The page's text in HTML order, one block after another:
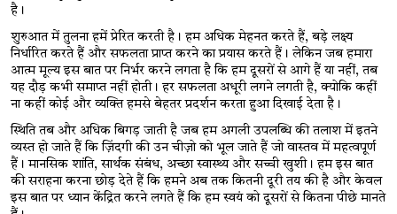
है।
शुरुआत में तुलना हमें प्रेरित करती है। हम अधिक मेहनत करते हैं, बड़े लक्ष्य
निर्धारित करते हैं और सफलता प्राप्त करने का प्रयास करते हैं। लेकिन जब हमारा
आत्म मूल्य इस बात पर निर्भर करने लगता है कि हम दूसरों से आगे हैं या नहीं, तब
यह दौड़ कभी समाप्त नहीं होती। हर सफलता अधूरी लगने लगती है, क्योकि कहीं
ना कहीं कोई और व्यक्ति हमसे बेहतर प्रदर्शन करता हुआ दिखाई देता है।
स्थिति तब और अधिक बिगड़ जाती है जब हम अगली उपलब्धि की तलाश में इतने
व्यस्त हो जाते हैं कि ज़िंदगी की उन चीज़ो को भूल जाते हैं जो वास्तव में महत्वपूर्ण
हैं। मानसिक शांति, सार्थक संबंध, अच्छा स्वास्थ्य और सच्ची खुशी। हम इस बात
की सराहना करना छोड़ देते हैं कि हमने अब तक कितनी दूरी तय की है और केवल
इस बात पर ध्यान केंद्रित करने लगते हैं कि हम स्वयं को दूसरों से कितना पीछे मानते